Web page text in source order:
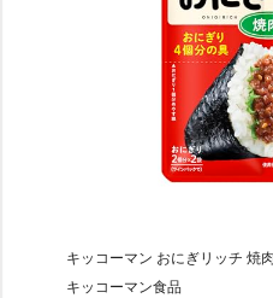
キッコーマン おにぎリッチ 焼
キッコーマン食品